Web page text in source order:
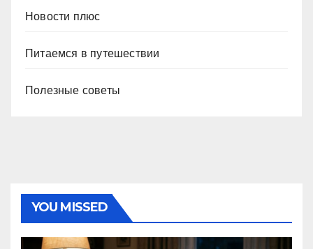
Новости плюс
Питаемся в путешествии
Полезные советы
YOU MISSED